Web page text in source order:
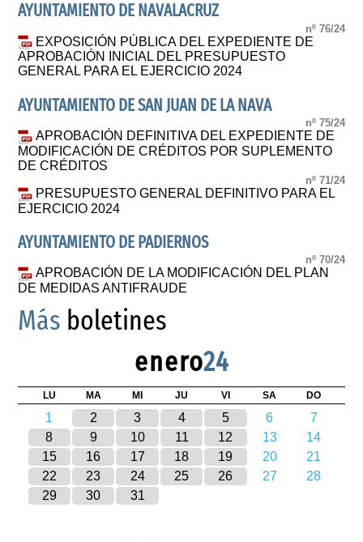
AYUNTAMIENTO DE NAVALACRUZ
nº 76/24
EXPOSICIÓN PÚBLICA DEL EXPEDIENTE DE
APROBACIÓN INICIAL DEL PRESUPUESTO
GENERAL PARA EL EJERCICIO 2024
AYUNTAMIENTO DE SAN JUAN DE LA NAVA
nº 75/24
APROBACIÓN DEFINITIVA DEL EXPEDIENTE DE
MODIFICACIÓN DE CRÉDITOS POR SUPLEMENTO
DE CRÉDITOS
nº 71/24
PRESUPUESTO GENERAL DEFINITIVO PARA EL
EJERCICIO 2024
AYUNTAMIENTO DE PADIERNOS
nº 70/24
APROBACIÓN DE LA MODIFICACIÓN DEL PLAN
DE MEDIDAS ANTIFRAUDE
Más boletines
enero24
LU MA MI JU VI SA DO
1 2 3 4 5 6
7
8
9 10 11 12 13
14
15
16 17 18 19 20
21
22
23 24 25 26 27
28
29
30 31